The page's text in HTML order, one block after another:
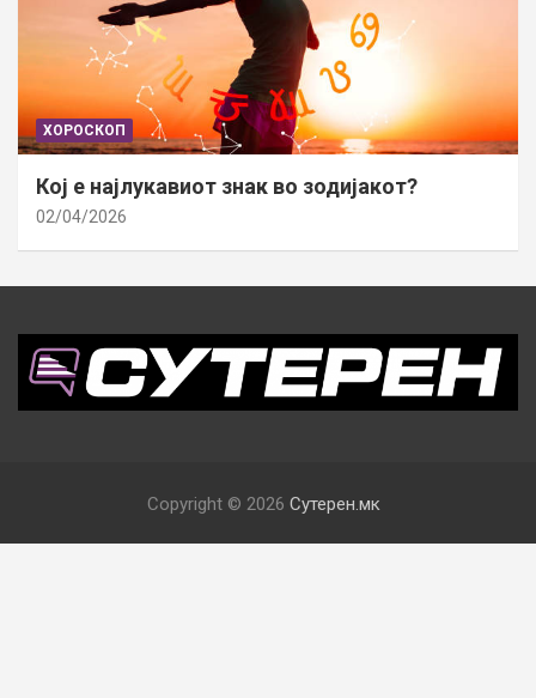
ХОРОСКОП
Кој е најлукавиот знак во зодијакот?
02/04/2026
Copyright © 2026 Сутерен.мк